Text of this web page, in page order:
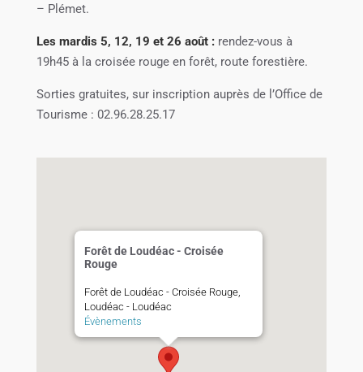
– Plémet.
Les mardis 5, 12, 19 et 26 août :rendez-vous à
19h45 à la croisée rouge en forêt, route forestière.
Sorties gratuites, sur inscription auprès de l’Office de
Tourisme : 02.96.28.25.17
Forêt de Loudéac - Croisée
Rouge
Forêt de Loudéac - Croisée Rouge,
Loudéac - Loudéac
Évènements